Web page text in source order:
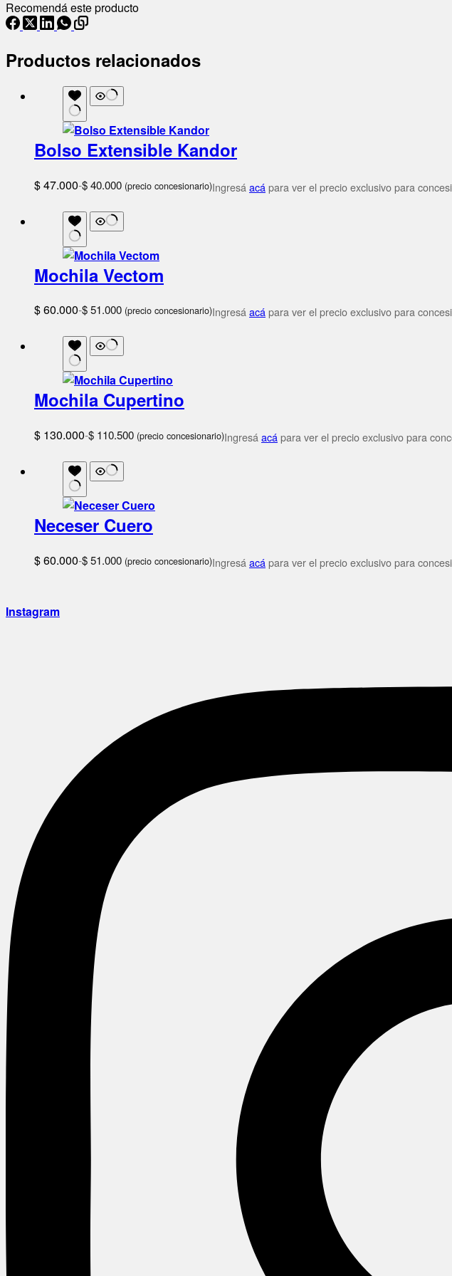
Recomendá este producto
Productos relacionados
Bolso Extensible Kandor
$47.000-$40.000 (precio concesionario)Ingresá acápara ver el precio exclusivo para
Mochila Vectom
$60.000-$51.000 (precio concesionario)Ingresáacápara ver el precio exclusivo para
Mochila Cupertino
$ 130.000-$ 110.500 (precio concesionario)Ingresáacápara ver el precio exclusivo para
Neceser Cuero
$60.000-$51.000 (precio concesionario)Ingresáacápara ver el precio exclusivo para
Instagram